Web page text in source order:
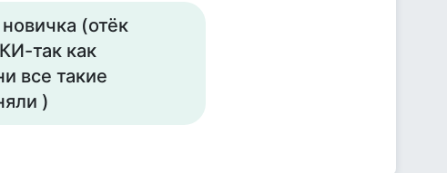
(отёк
так как
все такие
)